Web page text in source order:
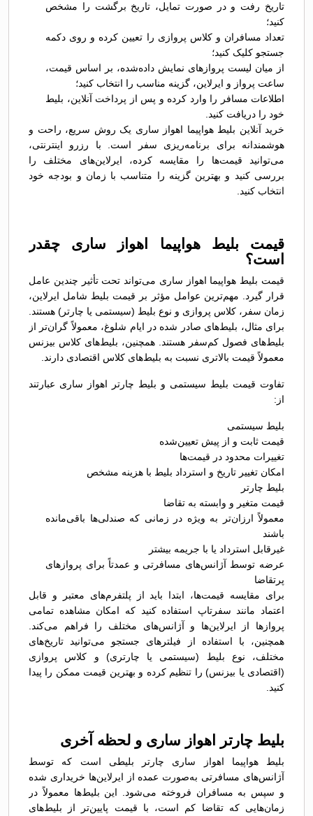
تاریخ رفت و در صورت تمایل، تاریخ برگشت را مشخص
کنید؛
تعداد مسافران و کلاس پروازی را تعیین کرده و روی دکمه
جستجو کلیک کنید؛
از میان لیست پروازهای نمایش داده‌شده، بر اساس قیمت،
ساعت پرواز و ایرلاین، گزینه مناسب را انتخاب کنید؛
اطلاعات مسافر را وارد کرده و پس از پرداخت آنلاین، بلیط
خود را دریافت کنید.
خرید آنلاین بلیط هواپیما اهواز ساری یک روش سریع، راحت و
هوشمندانه برای برنامه‌ریزی سفر است. با رزرو اینترنتی،
می‌توانید قیمت‌ها را مقایسه کرده، ایرلاین‌های مختلف را
بررسی کنید و بهترین گزینه را متناسب با زمان و بودجه خود
انتخاب کنید.
قیمت بلیط هواپیما اهواز ساری چقدر
است؟
قیمت بلیط هواپیما اهواز ساری می‌تواند تحت تأثیر چندین عامل
قرار گیرد. مهم‌ترین عوامل مؤثر بر قیمت بلیط شامل ایرلاین،
زمان سفر، کلاس پروازی و نوع بلیط (سیستمی یا چارتر) هستند.
برای مثال، بلیط‌های صادر شده در ایام شلوغ، معمولاً گران‌تر از
بلیط‌های فصول کم‌سفر هستند. همچنین، بلیط‌های کلاس بیزنس
معمولاً قیمت بالاتری نسبت به بلیط‌های کلاس اقتصادی دارند.
تفاوت قیمت بلیط سیستمی و بلیط چارتر اهواز ساری عبارتند
از:
بلیط سیستمی
قیمت ثابت و از پیش تعیین‌شده
تغییرات محدود در قیمت‌ها
امکان تغییر تاریخ و استرداد بلیط با هزینه مشخص
بلیط چارتر
قیمت متغیر و وابسته به تقاضا
معمولاً ارزان‌تر به ویژه در زمانی که صندلی‌ها باقی‌مانده
باشند
غیرقابل استرداد یا با جریمه بیشتر
عرضه توسط آژانس‌های مسافرتی و عمدتاً برای پروازهای
پرتقاضا
برای مقایسه قیمت‌ها، ابتدا باید از پلتفرم‌های معتبر و قابل
اعتماد مانند سفرتاپ استفاده کنید که امکان مشاهده تمامی
پروازها از ایرلاین‌ها و آژانس‌های مختلف را فراهم می‌کند.
همچنین، با استفاده از فیلترهای جستجو می‌توانید تاریخ‌های
مختلف، نوع بلیط (سیستمی یا چارتری) و کلاس پروازی
(اقتصادی یا بیزنس) را تنظیم کرده و بهترین قیمت ممکن را پیدا
کنید.
بلیط چارتر اهواز ساری و لحظه آخری
بلیط هواپیما اهواز ساری چارتر بلیطی است که توسط
آژانس‌های مسافرتی به‌صورت عمده از ایرلاین‌ها خریداری شده
و سپس به مسافران فروخته می‌شود. این بلیط‌ها معمولاً در
زمان‌هایی که تقاضا کم است، با قیمت پایین‌تر از بلیط‌های